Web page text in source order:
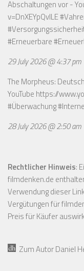
Abschaltungen vor -
v=DnXEYpQvILE
#Erneuerbare
29 July 2026 @ 4:37 pm
The Morpheus:
YouTube https://
#Überwachung
28 July 2026 @ 2:50 am
Rechtlicher Hinweis:
filmdenken.de
Verwendung dieser
Vergütungen für
Preis für Käufer
Zum Autor Daniel